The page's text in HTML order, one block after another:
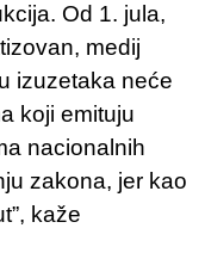
Od 1. jula,
medij
izuzetaka neće
koji emituju
nacionalnih
zakona, jer kao
kaže